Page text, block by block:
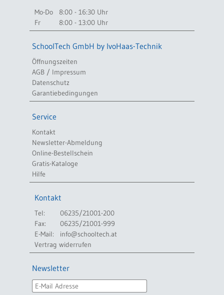
Mo-Do
8:00 - 16:30 Uhr
Fr
8:00 - 13:00 Uhr
SchoolTech GmbH by IvoHaas-Technik
Öffnungszeiten
AGB / Impressum
Datenschutz
Garantiebedingungen
Service
Kontakt
Newsletter-Abmeldung
Online-Bestellschein
Gratis-Kataloge
Hilfe
Kontakt
Tel:
06235/21001-200
Fax:
06235/21001-999
E-Mail:
info@schooltech.at
Vertrag widerrufen
Newsletter